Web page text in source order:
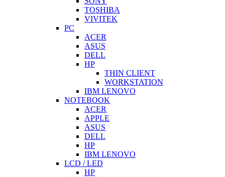
TOSHIBA
VIVITEK
PC
ACER
ASUS
DELL
HP
THIN CLIENT
WORKSTATION
IBM LENOVO
NOTEBOOK
ACER
APPLE
ASUS
DELL
HP
IBM LENOVO
LCD / LED
HP